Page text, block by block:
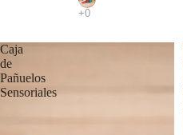
Caja
de
Pañuelos
Sensoriales